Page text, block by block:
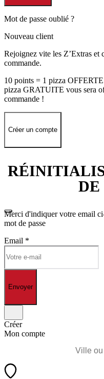
Mot de passe oublié ?
Nouveau client
Rejoignez vite les Z’Extras et
commande.
10 points = 1 pizza
pizza GRATUITE vous sera
commande !
Créer un compte
DE
Merci d'indiquer votre email
mot de passe
Email *
Envoyer
Créer
Mon compte